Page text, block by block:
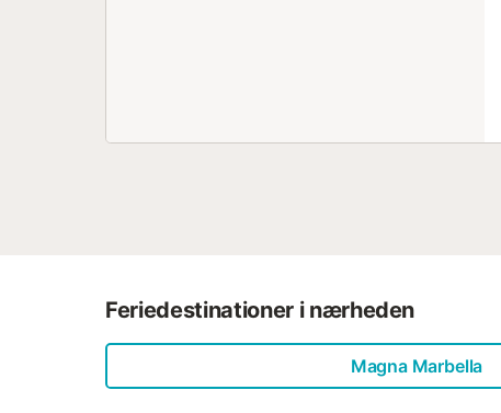
Feriedestinationer i nærheden
Magna Marbella